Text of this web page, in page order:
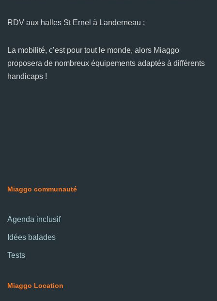
RDV aux halles St Ernel à Landerneau ;
La mobilité, c’est pour tout le monde, alors Miaggo
proposera de nombreux équipements adaptés à différents
handicaps !
Miaggo communauté
Agenda inclusif
Idées balades
Tests
Miaggo Location